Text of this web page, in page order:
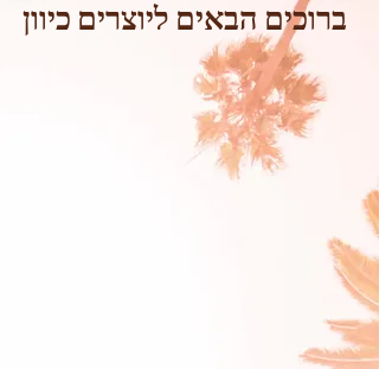
ברוכים הבאים ליוצרים כיוון